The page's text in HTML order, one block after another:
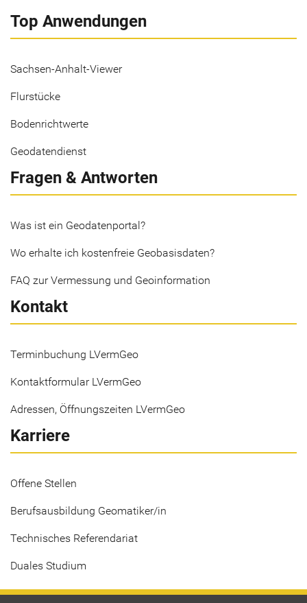
Top Anwendungen
Sachsen-Anhalt-Viewer
Flurstücke
Bodenrichtwerte
Geodatendienst
Fragen & Antworten
Was ist ein Geodatenportal?
Wo erhalte ich kostenfreie Geobasisdaten?
FAQ zur Vermessung und Geoinformation
Kontakt
Terminbuchung LVermGeo
Kontaktformular LVermGeo
Adressen, Öffnungszeiten LVermGeo
Karriere
Offene Stellen
Berufsausbildung Geomatiker/in
Technisches Referendariat
Duales Studium